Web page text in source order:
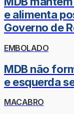
e alimenta
Governo de
EMBOLADO
MDB não
e esquerda
MACABRO